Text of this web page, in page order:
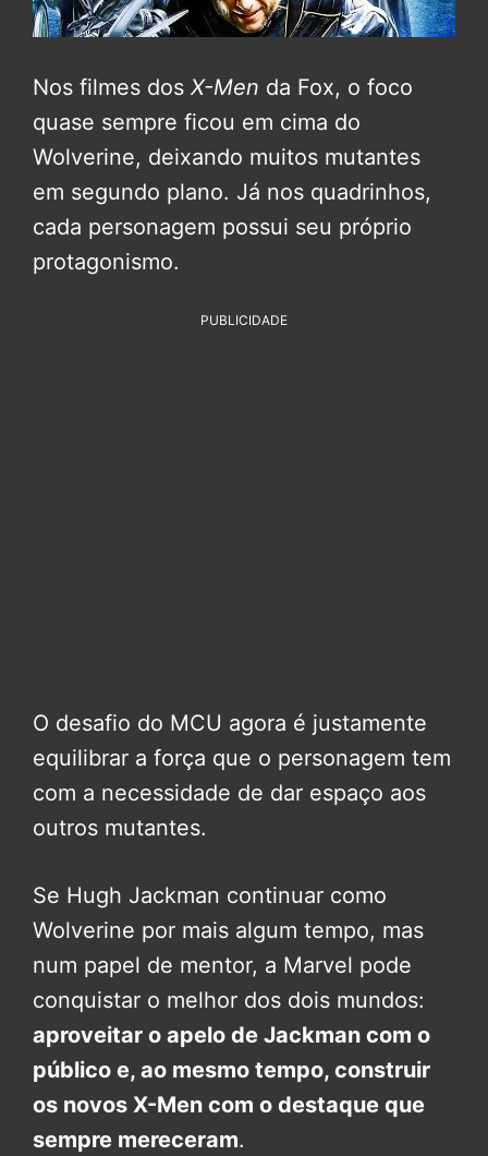
Nos filmes dos X-Men da Fox, o foco
quase sempre ficou em cima do
Wolverine, deixando muitos mutantes
em segundo plano. Já nos quadrinhos,
cada personagem possui seu próprio
protagonismo.
PUBLICIDADE
O desafio do MCU agora é justamente
equilibrar a força que o personagem tem
com a necessidade de dar espaço aos
outros mutantes.
Se Hugh Jackman continuar como
Wolverine por mais algum tempo, mas
num papel de mentor, a Marvel pode
conquistar o melhor dos dois mundos:
aproveitar o apelo de Jackman com o
público e, ao mesmo tempo, construir
os novos X-Men com o destaque que
sempre mereceram.